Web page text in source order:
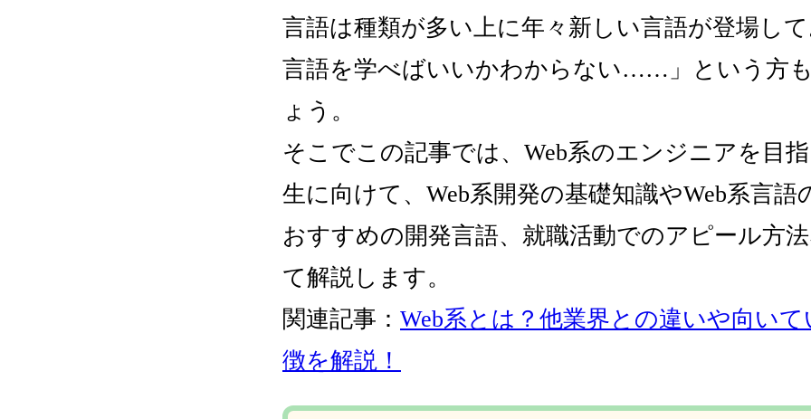
言語は種類が多い上に年々新しい言語が登場し
言語を学べばいいかわからない……」という方
ょう。
そこでこの記事では、Web系のエンジニアを目
生に向けて、Web系開発の基礎知識やWeb系言語
おすすめの開発言語、就職活動でのアピール方
て解説します。
関連記事： Web系とは？他業界との違いや向い
徴を解説！